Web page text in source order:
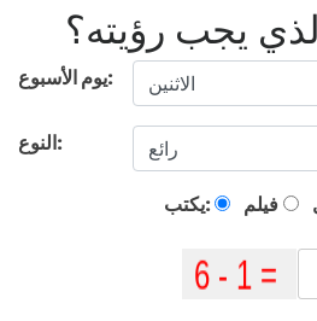
يجب رؤيته؟
يوم الأسبوع:
النوع:
يكتب: فيلم